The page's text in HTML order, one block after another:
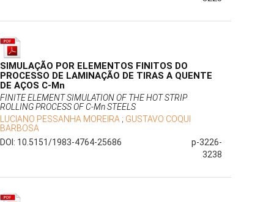
SIMULAÇÃO POR ELEMENTOS FINITOS DO
PROCESSO DE LAMINAÇÃO DE TIRAS A QUENTE
DE AÇOS C-Mn
FINITE ELEMENT SIMULATION OF THE HOT STRIP
ROLLING PROCESS OF C-Mn STEELS
LUCIANO PESSANHA MOREIRA ; GUSTAVO COQUI
BARBOSA
DOI: 10.5151/1983-4764-25686
p-3226-
3238